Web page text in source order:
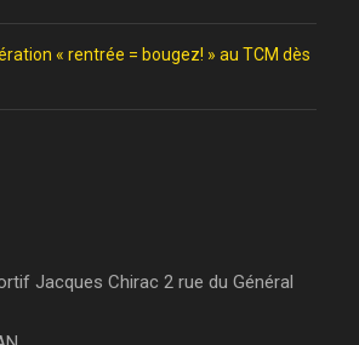
« rentrée = bougez! » au TCM dès
Jacques Chirac 2 rue du Général